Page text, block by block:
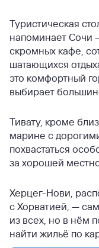
Туристическая
напоминает Сочи
скромных кафе,
шатающихся
это комфортный
выбирает
Тивату, кроме
марине с
похвастаться
за хорошей
Херцег-Нови,
с Хорватией, —
из всех, но в нём
найти жильё по